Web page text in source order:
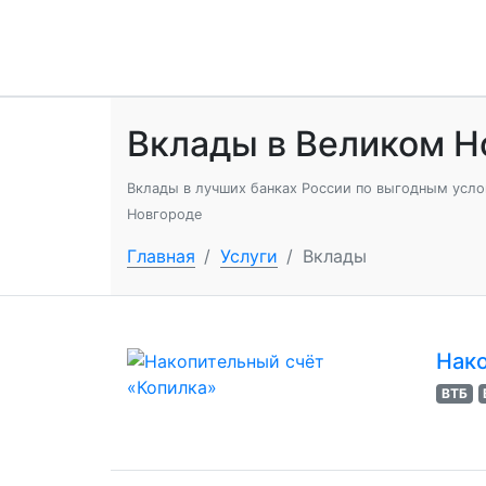
Вклады в Великом
Вклады в лучших банках России по выгодным
Новгороде
Главная / Услуги / Вклады
ВТБ